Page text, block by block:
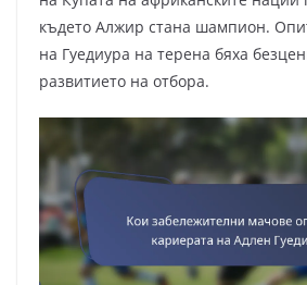
където Алжир стана шампион.
на Гуедиура на терена бяха
развитието на отбора.